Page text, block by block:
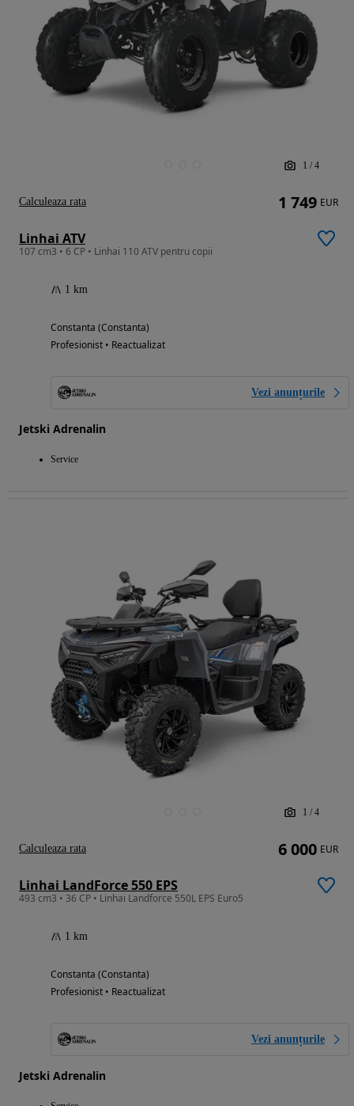
1 / 4
Linhai ATV
107 cm3 • 6 CP • Linhai 110 ATV pentru copii
1 km
Constanta (Constanta)
Profesionist • Reactualizat
Vezi anunțurile
Jetski Adrenalin
Service
1 749 EUR
Calculeaza rata
1 / 4
Linhai LandForce 550 EPS
493 cm3 • 36 CP • Linhai Landforce 550L EPS Euro5
1 km
Constanta (Constanta)
Profesionist • Reactualizat
Vezi anunțurile
Jetski Adrenalin
6 000 EUR
Calculeaza rata